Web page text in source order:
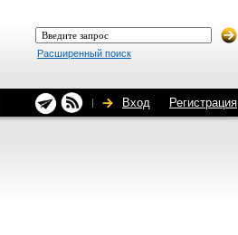
Расширенный поиск
Вход Регистрация